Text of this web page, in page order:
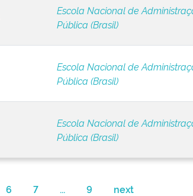
Escola Nacional de
Pública (Brasil)
Escola Nacional de
Pública (Brasil)
Escola Nacional de
Pública (Brasil)
6 7 ... 9 next